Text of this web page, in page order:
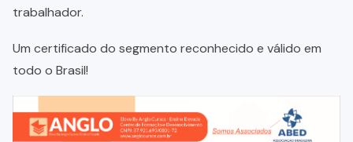
trabalhador.
Um certificado do segmento reconhecido e válido em
todo o Brasil!